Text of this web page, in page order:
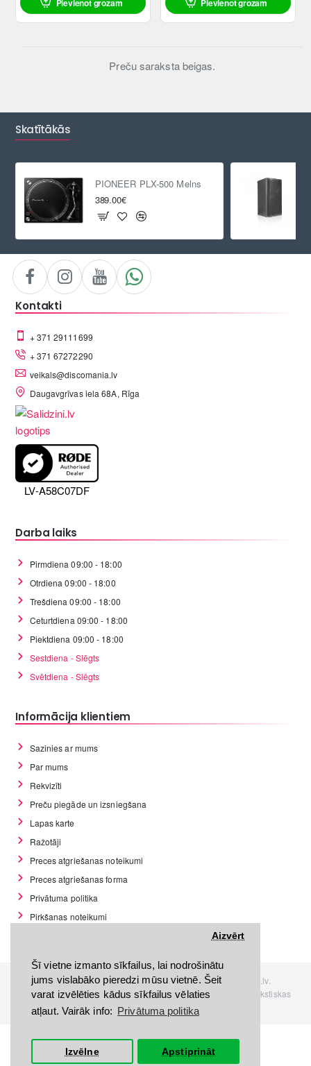
Šī vietne izmanto sīkfailus, lai nodrošinātu
jums vislabāko pieredzi mūsu vietnē. Šeit
varat izvēlēties kādus sīkfailus vēlaties
atļaut. Vairāk info: Privātuma politika
Aizvērt
Izvēlne Apstiprināt
Pievienot grozam Pievienot grozam
Preču saraksta beigas.
Skatītākās
PIONEER PLX-500 Melns
389.00€
Kontakti
+ 371 29111699
+ 371 67272290
veikals@discomania.lv
Daugavgrīvas iela 68A, Rīga
LV-A58C07DF
Darba laiks
Pirmdiena 09:00 - 18:00
Otrdiena 09:00 - 18:00
Trešdiena 09:00 - 18:00
Ceturtdiena 09:00 - 18:00
Piektdiena 09:00 - 18:00
Sestdiena - Slēgts
Svētdiena - Slēgts
Informācija klientiem
Sazinies ar mums
Par mums
Rekvizīti
Preču piegāde un izsniegšana
Lapas karte
Ražotāji
Preces atgriešanas noteikumi
Preces atgriešanas forma
Privātuma politika
Pirkšanas noteikumi
Visas tiesības rezervētas. Interneta veikals www.Discomania.lv.
Jebkuras Discomania.lv informācijas pārpublicēšana, bez rakstiskas
atļaujas, stingri aizliegta.